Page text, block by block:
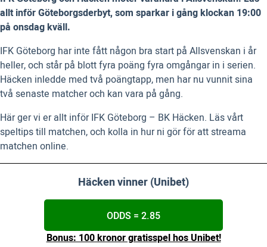
allt inför Göteborgsderbyt, som sparkar i gång klockan 19:00
på onsdag kväll.
IFK Göteborg har inte fått någon bra start på Allsvenskan i år
heller, och står på blott fyra poäng fyra omgångar in i serien.
Häcken inledde med två poängtapp, men har nu vunnit sina
två senaste matcher och kan vara på gång.
Här ger vi er allt inför IFK Göteborg – BK Häcken. Läs vårt
speltips till matchen, och kolla in hur ni gör för att streama
matchen online.
Häcken vinner (Unibet)
ODDS = 2.85
Bonus: 100 kronor gratisspel hos Unibet!